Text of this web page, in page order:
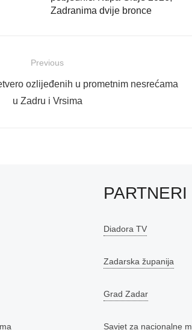
Zadranima dvije bronce
Previous
ozlijeđenih u prometnim nesrećama
u Zadru i Vrsima
PARTNERI
Diadora TV
Zadarska županija
Grad Zadar
Savjet za nacionalne